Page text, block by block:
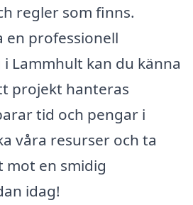
regler som finns.
en professionell
Lammhult kan du känna
projekt hanteras
tid och pengar i
våra resurser och ta
mot en smidig
idag!